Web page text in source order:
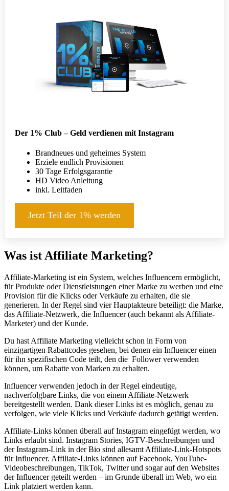
Der 1% Club – Geld verdienen mit Instagram
Brandneues und geheimes System
Erziele endlich Provisionen
30 Tage Erfolgsgarantie
HD Video Anleitung
inkl. Leitfaden
Jetzt Teil der 1% werden
Was ist Affiliate Marketing?
Affiliate-Marketing ist ein System, welches Influencern ermöglicht,
für Produkte oder Dienstleistungen einer Marke zu werben und eine
Provision für die Klicks oder Verkäufe zu erhalten, die sie
generieren. In der Regel sind vier Hauptakteure beteiligt: die Marke,
das Affiliate-Netzwerk, die Influencer (auch bekannt als Affiliate-
Marketer) und der Kunde.
Du hast Affiliate Marketing vielleicht schon in Form von
einzigartigen Rabattcodes gesehen, bei denen ein Influencer einen
für ihn spezifischen Code teilt, den die Follower verwenden
können, um Rabatte von Marken zu erhalten.
Influencer verwenden jedoch in der Regel eindeutige,
nachverfolgbare Links, die von einem Affiliate-Netzwerk
bereitgestellt werden. Dank dieser Links ist es möglich, genau zu
verfolgen, wie viele Klicks und Verkäufe dadurch getätigt werden.
Affiliate-Links können überall auf Instagram eingefügt werden, wo
Links erlaubt sind. Instagram Stories, IGTV-Beschreibungen und
der Instagram-Link in der Bio sind allesamt Affiliate-Link-Hotspots
für Influencer. Affiliate-Links können auf Facebook, YouTube-
Videobeschreibungen, TikTok, Twitter und sogar auf den Websites
der Influencer geteilt werden – im Grunde überall im Web, wo ein
Link platziert werden kann.